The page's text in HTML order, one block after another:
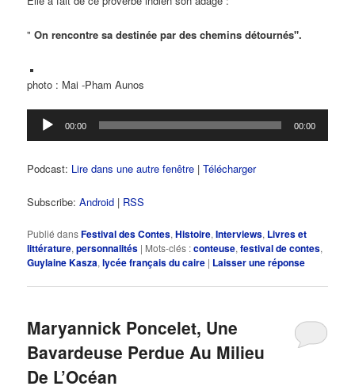
"On rencontre sa destinée par des chemins détournés".
photo : Mai -Pham Aunos
Lecteur
audio
00:00 00:00
Podcast: Lire dans une autre fenêtre |Télécharger
Subscribe:Android | RSS
Publié dansFestival des Contes,Histoire,Interviews, Livres et
littérature,personnalités | Mots-clés :conteuse,festival de contes,
Guylaine Kasza,lycée français du caire | Laisser une réponse
Maryannick Poncelet, Une
Bavardeuse Perdue Au Milieu
De L’Océan